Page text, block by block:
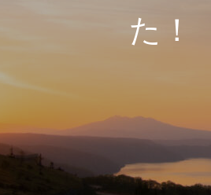
た！